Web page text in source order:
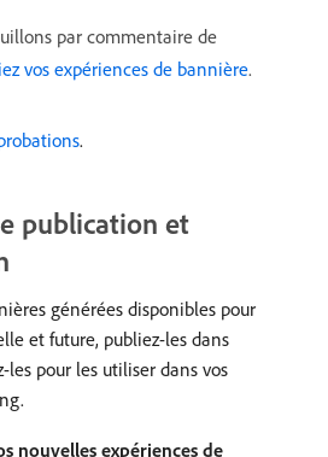
par commentaire de
vos expériences de bannière.
.
publication et
générées disponibles pour
et future, publiez-les dans
pour les utiliser dans vos
nouvelles expériences de